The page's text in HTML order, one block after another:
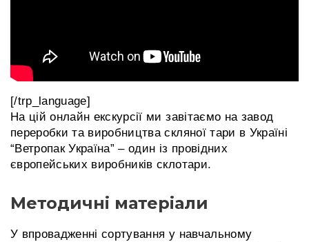
[/trp_language]
На цій онлайн екскурсії ми завітаємо на завод
переробки та виробництва скляної тари в Україні
“Ветропак Україна” – один із провідних
європейських виробників склотари.
Методичні матеріали
У впровадженні сортування у навчальному